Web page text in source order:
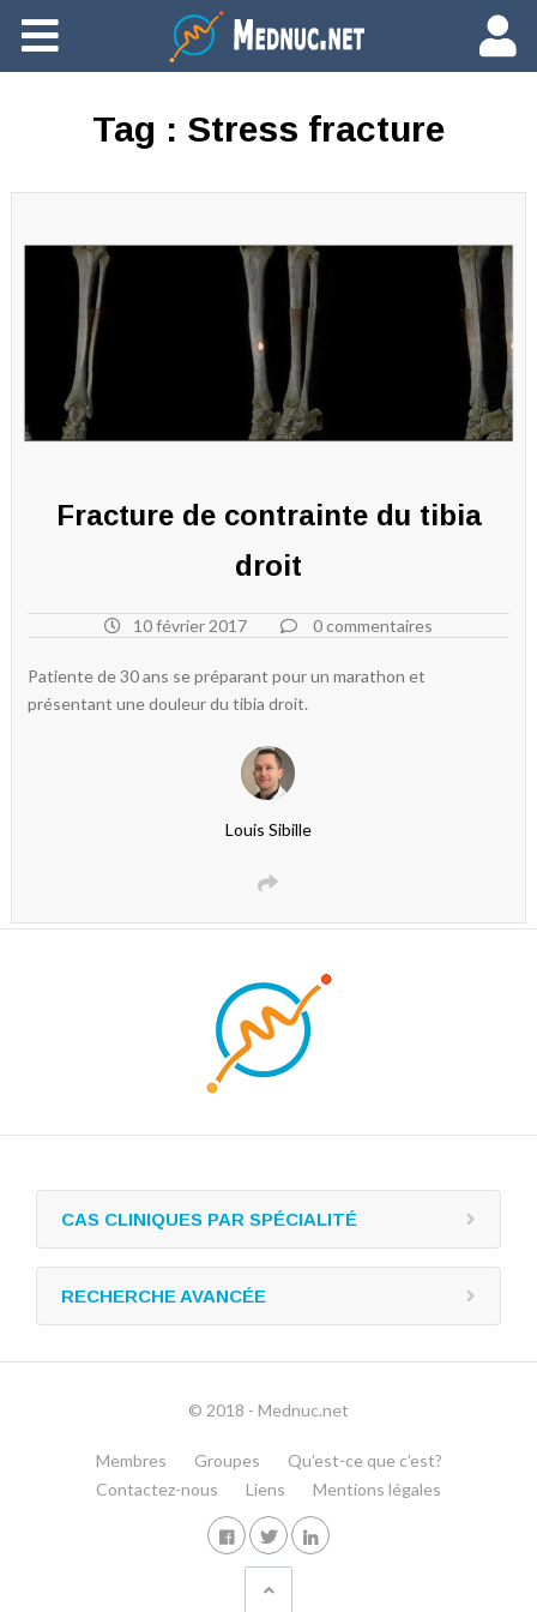
Ajouter du contenu
Tag : Stress fracture
Fracture de contrainte du tibia
droit
10 février 2017 0 commentaires
Patiente de 30 ans se préparant pour un marathon et
présentant une douleur du tibia droit.
Louis Sibille
CAS CLINIQUES PAR SPÉCIALITÉ
RECHERCHE AVANCÉE
© 2018 - Mednuc.net
Membres Groupes
Qu’est-ce que c’est?
Contactez-nous
Liens Mentions légales